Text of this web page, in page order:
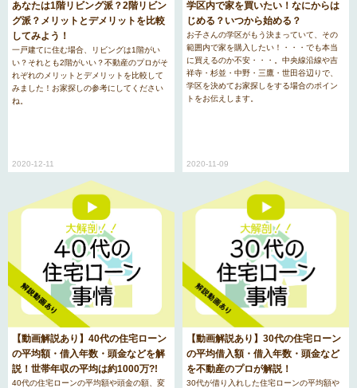
あなたは1階リビング派？2階リビン
グ派？メリットとデメリットを比較
してみよう！
一戸建てに住む場合、リビングは1階がい
い？それとも2階がいい？不動産のプロがそ
れぞれのメリットとデメリットを比較して
みました！お家探しの参考にしてください
ね。
2020-12-11
学区内で家を買いたい！なにからは
じめる？いつから始める？
お子さんの学区がもう決まっていて、その
範囲内で家を購入したい！・・・でも本当
に買えるのか不安・・・。中央線沿線や吉
祥寺・杉並・中野・三鷹・世田谷辺りで、
学区を決めてお家探しをする場合のポイン
トをお伝えします。
2020-11-09
【動画解説あり】40代の住宅ローン
の平均額・借入年数・頭金などを解
説！世帯年収の平均は約1000万?!
40代の住宅ローンの平均額や頭金の額、変
【動画解説あり】30代の住宅ローン
の平均借入額・借入年数・頭金など
を不動産のプロが解説！
30代が借り入れした住宅ローンの平均額や